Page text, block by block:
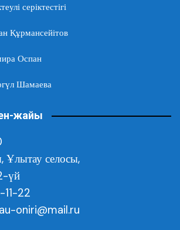
серіктестігі
Құрмансейітов
Оспан
Шамаева
жайы
Ұлытау селосы,
үй
22
oniri@mail.ru